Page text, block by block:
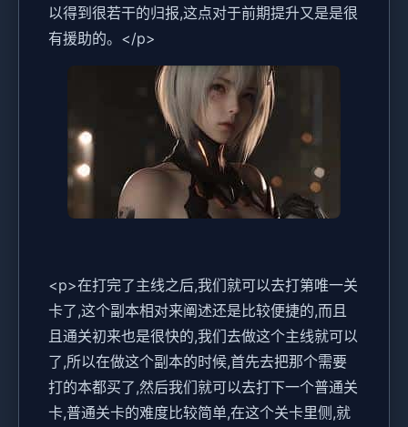
以得到很若干的归报,这点对于前期提升又是是很
有援助的。</p>
<p>在打完了主线之后,我们就可以去打第唯一关
卡了,这个副本相对来阐述还是比较便捷的,而且
且通关初来也是很快的,我们去做这个主线就可以
了,所以在做这个副本的时候,首先去把那个需要
打的本都买了,然后我们就可以去打下一个普通关
卡,普通关卡的难度比较简单,在这个关卡里侧,就